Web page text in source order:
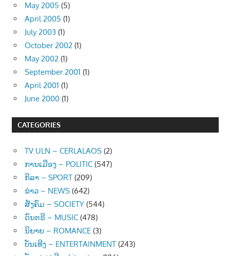
May 2005 (5)
April 2005 (1)
July 2003 (1)
October 2002 (1)
May 2002 (1)
September 2001 (1)
April 2001 (1)
June 2000 (1)
CATEGORIES
TV ULN – CERLALAOS (2)
ການເມືອງ – POLITIC (547)
ກິລາ – SPORT (209)
ຂ່າວ – NEWS (642)
ສັງຄົມ – SOCIETY (544)
ດົນຕຣີ – MUSIC (478)
ນິຍາຍ – ROMANCE (3)
ບັນເທີງ – ENTERTAINMENT (243)